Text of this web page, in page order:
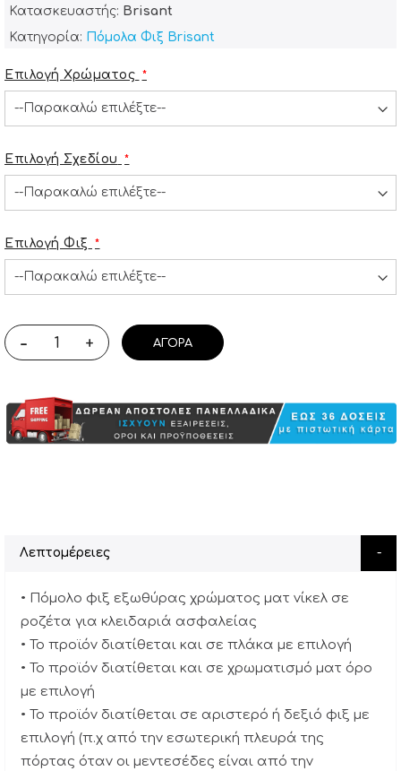
Κατασκευαστής: Brisant
Κατηγορία: Πόμολα Φιξ Brisant
Επιλογή Χρώματος
Επιλογή Σχεδίου
Επιλογή Φιξ
- + ΑΓΟΡΆ
Λεπτομέρειες
• Πόμολο φιξ εξωθύρας χρώματος ματ νίκελ σε
ροζέτα για κλειδαριά ασφαλείας
• Το προϊόν διατίθεται και σε πλάκα με επιλογή
• Το προϊόν διατίθεται και σε χρωματισμό ματ όρο
με επιλογή
• Το προϊόν διατίθεται σε αριστερό ή δεξιό φιξ με
επιλογή (π.χ από την εσωτερική πλευρά της
πόρτας όταν οι μεντεσέδες είναι από την